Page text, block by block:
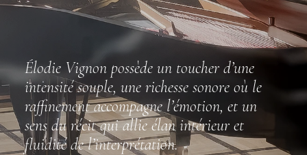
Élodie Vignon possède un toucher d’une
intensité souple, une richesse sonore où le
raffinement accompagne l’émotion, et un
sens du récit qui allie élan intérieur et
fluidité de l’interprétation.